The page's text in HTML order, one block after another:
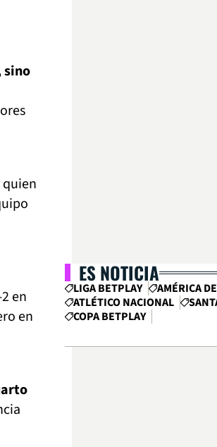
sino
quien
en
en
ES NOTICIA
LIGA BETPLAY
AMÉRICA
ATLÉTICO NACIONAL
COPA BETPLAY